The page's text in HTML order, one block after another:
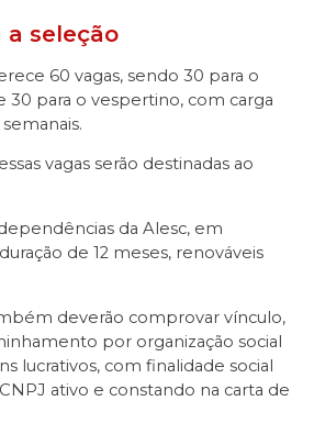
a seleção
60 vagas, sendo 30 para o
para o vespertino, com carga
vagas serão destinadas ao
da Alesc, em
de 12 meses, renováveis
deverão comprovar vínculo,
por organização social
lucrativos, com finalidade social
ativo e constando na carta de